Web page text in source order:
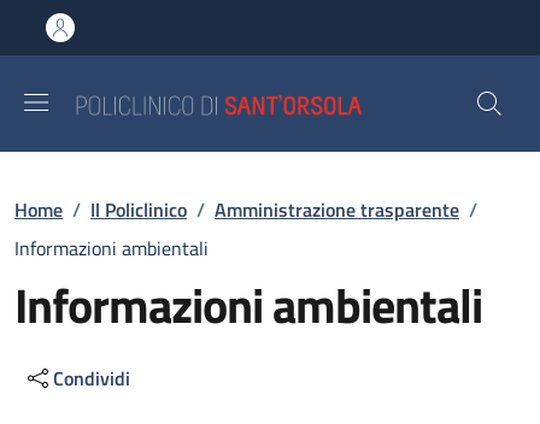
al contenuto principale
to footer content
Briciole di pane
Home / Il Policlinico / Amministrazione trasparente /
Informazioni ambientali
Informazioni ambientali
Condividi